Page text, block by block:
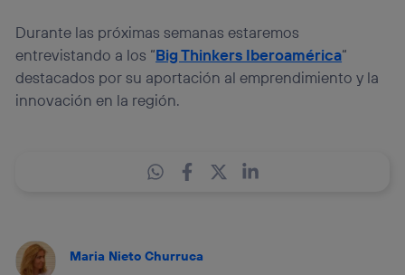
Durante las próximas semanas estaremos
entrevistando a los “Big Thinkers Iberoamérica“
destacados por su aportación al emprendimiento y la
innovación en la región.
Maria Nieto Churruca